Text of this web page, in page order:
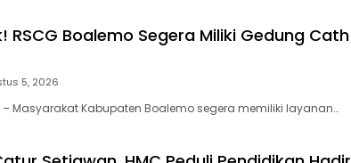
RSCG Boalemo Segera Miliki Gedung Cath
5, 2026
Masyarakat Kabupaten Boalemo segera memiliki layanan…